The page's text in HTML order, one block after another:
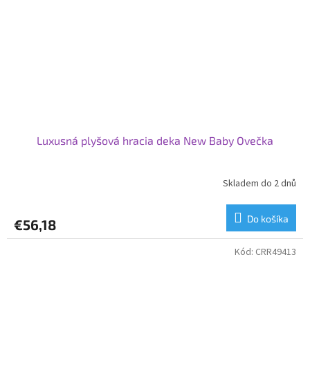
Luxusná plyšová hracia deka New Baby Ovečka
Skladem do 2 dnů
€56,18 Do košíka
Kód: CRR49413